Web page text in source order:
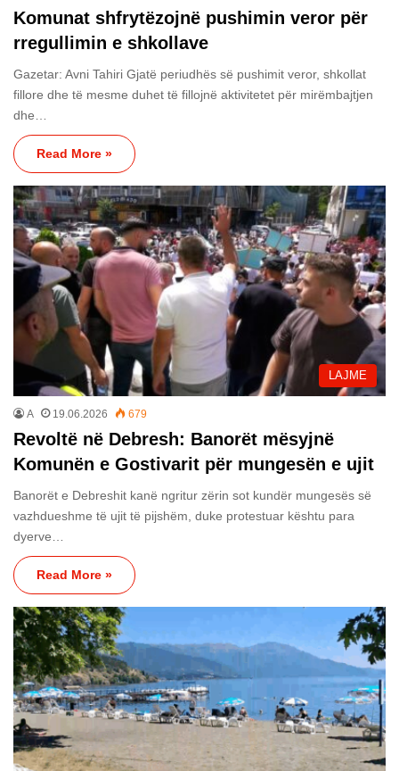
Komunat shfrytëzojnë pushimin veror për
rregullimin e shkollave
Gazetar: Avni Tahiri Gjatë periudhës së pushimit veror, shkollat
fillore dhe të mesme duhet të fillojnë aktivitetet për mirëmbajtjen
dhe…
Read More »
LAJME
A 19.06.2026 679
Revoltë në Debresh: Banorët mësyjnë
Komunën e Gostivarit për mungesën e ujit
Banorët e Debreshit kanë ngritur zërin sot kundër mungesës së
vazhdueshme të ujit të pijshëm, duke protestuar kështu para
dyerve…
Read More »